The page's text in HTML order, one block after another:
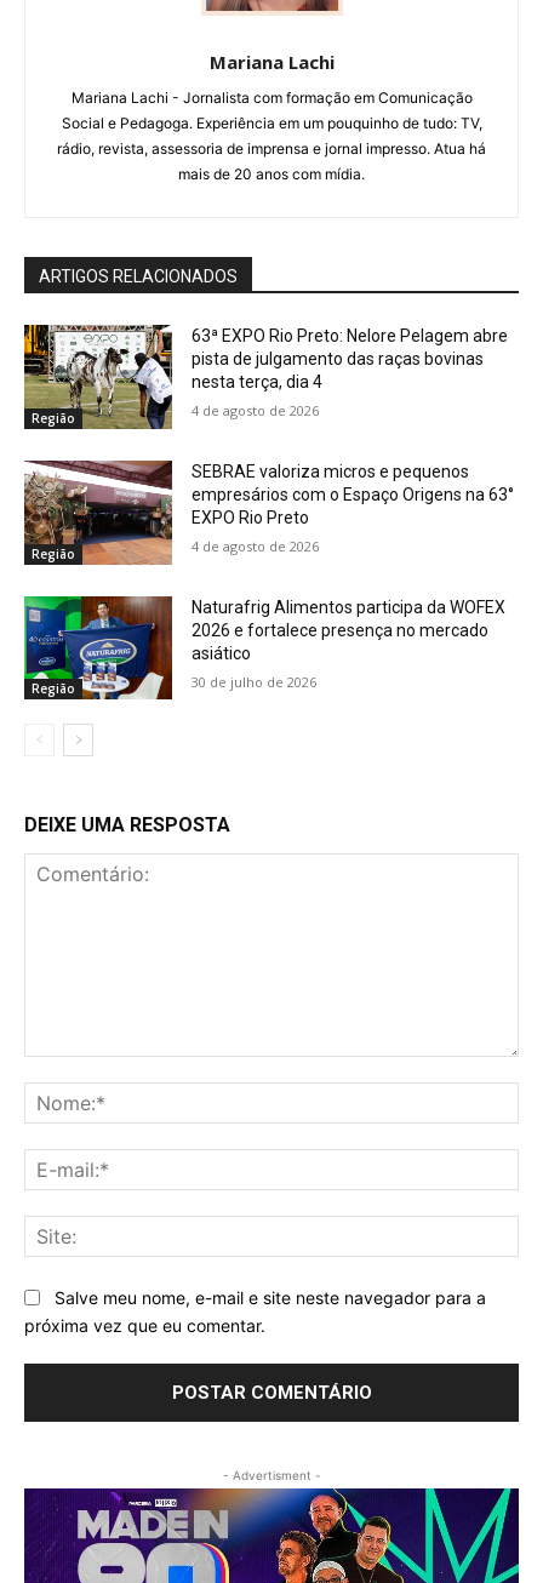
Mariana Lachi
Mariana Lachi - Jornalista com formação em Comunicação
Social e Pedagoga. Experiência em um pouquinho de tudo: TV,
rádio, revista, assessoria de imprensa e jornal impresso. Atua há
mais de 20 anos com mídia.
ARTIGOS RELACIONADOS
Região
63ª EXPO Rio Preto: Nelore Pelagem abre
pista de julgamento das raças bovinas
nesta terça, dia 4
4 de agosto de 2026
Região
SEBRAE valoriza micros e pequenos
empresários com o Espaço Origens na 63°
EXPO Rio Preto
4 de agosto de 2026
Região
Naturafrig Alimentos participa da WOFEX
2026 e fortalece presença no mercado
asiático
30 de julho de 2026
DEIXE UMA RESPOSTA
Salve meu nome, e-mail e site neste navegador para a
próxima vez que eu comentar.
- Advertisment -